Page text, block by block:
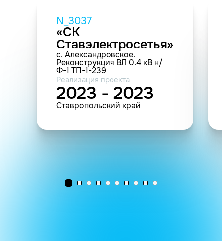
N_3037
«СК
Ставэлектросетья»
с. Александровское.
Реконструкция ВЛ 0.4 кВ н/
Ф-1 ТП-1-239
Реализация проекта
2023 - 2023
Ставропольский край